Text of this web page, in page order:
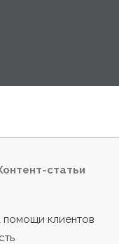
статьи
клиентов